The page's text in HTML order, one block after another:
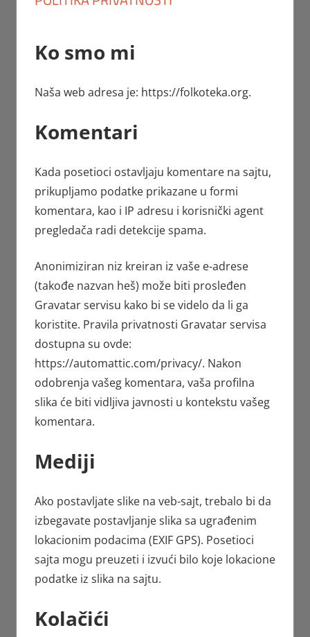
Ko smo mi
Naša web adresa je: https://folkoteka.org.
Komentari
Kada posetioci ostavljaju komentare na sajtu,
prikupljamo podatke prikazane u formi
komentara, kao i IP adresu i korisnički agent
pregledača radi detekcije spama.
Anonimiziran niz kreiran iz vaše e-adrese
(takođe nazvan heš) može biti prosleđen
Gravatar servisu kako bi se videlo da li ga
koristite. Pravila privatnosti Gravatar servisa
dostupna su ovde:
https://automattic.com/privacy/. Nakon
odobrenja vašeg komentara, vaša profilna
slika će biti vidljiva javnosti u kontekstu vašeg
komentara.
Mediji
Ako postavljate slike na veb-sajt, trebalo bi da
izbegavate postavljanje slika sa ugrađenim
lokacionim podacima (EXIF GPS). Posetioci
sajta mogu preuzeti i izvući bilo koje lokacione
podatke iz slika na sajtu.
Kolačići